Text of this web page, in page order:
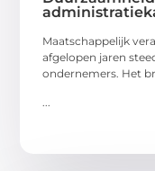
Maatschappelijk
afgelopen jaren
ondernemers. Het
...